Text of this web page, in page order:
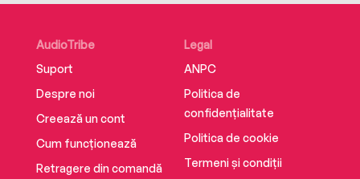
build a better world for all.
Read as one of the great global thinkers of our
time examines how what we value has become
misaligned and how we can rethink and rebuild
before it is too late.
AudioTribe
Suport
Despre noi
Creează un cont
Cum funcționează
Retragere din comandă
Legal
ANPC
Politica de
confidențialitate
Politica de cookie
Termeni și condiții